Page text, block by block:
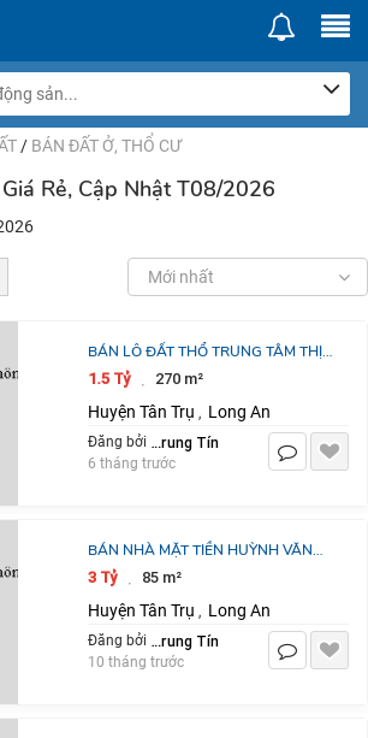
/ BÁN ĐẤT Ở, THỔ CƯ
Rẻ, Cập Nhật T08/2026
Mới nhất
BÁN LÔ ĐẤT THỔ TRUNG TÂM THỊ
TRẤN TÂN TRỤ 2 MẶT TIỀN GIÁ 1,7
1.5 Tỷ · 270 m²
Huyện Tân Trụ , Long An
Đăng bởi Trần Trung Tín
6 tháng trước
BÁN NHÀ MẶT TIỀN HUỲNH VĂN
ĐẢNH XÃ TÂN TRỤ GIÁ 3 TỶ
3 Tỷ · 85 m²
Huyện Tân Trụ , Long An
Đăng bởi Trần Trung Tín
10 tháng trước